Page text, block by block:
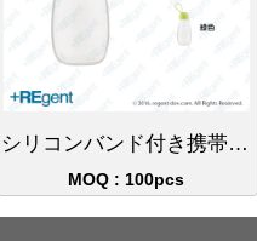
シリコンバンド付き携帯水筒-360ml
MOQ : 100pcs